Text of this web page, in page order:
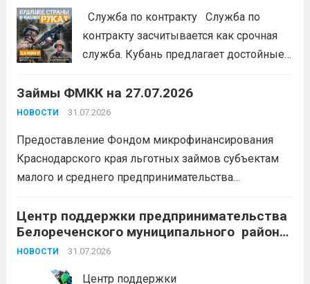
Служба по контракту Служба по
контракту засчитывается как срочная
служба. Кубань предлагает достойные
защиту Отечества:
единовременно;
каникулы;
сохранение места...Читать
дальше
Займы ФМКК на 27.07.2026
НОВОСТИ 31.07.2026
Предоставление Фондом микрофинансирования
Краснодарского края льготных займов субъектам
малого и среднего предпринимательства
5 млн. рублей Срок от 7 мес. до 36 мес. Процентная
ставка 0,1- 8,15 % годовых Возможно установление
льготного периода...
Центр поддержки предпринимательства
Белореченского муниципального района
Краснодарского края приглашает на
НОВОСТИ 31.07.2026
Центр поддержки